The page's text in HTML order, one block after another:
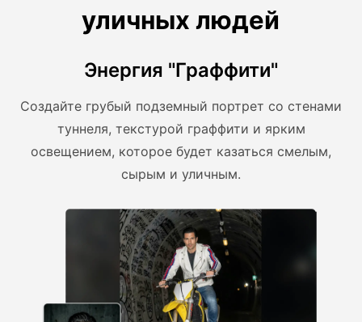
уличных людей
Энергия "Граффити"
Создайте грубый подземный портрет со стенами
туннеля, текстурой граффити и ярким
освещением, которое будет казаться смелым,
сырым и уличным.